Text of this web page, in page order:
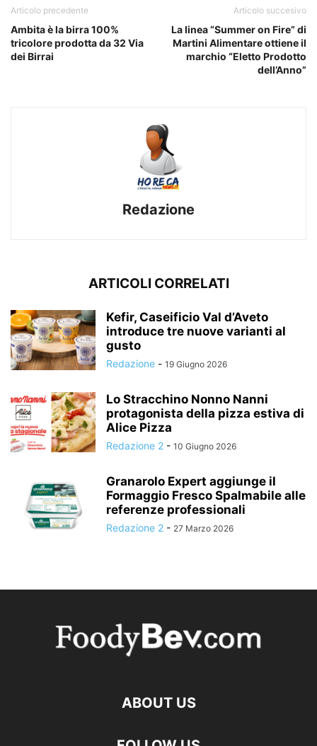
Articolo precedente
Ambita è la birra 100%
tricolore prodotta da 32 Via
dei Birrai
Articolo succesivo
La linea “Summer on Fire” di
Martini Alimentare ottiene il
marchio “Eletto Prodotto
dell’Anno”
Redazione
ARTICOLI CORRELATI
Kefir, Caseificio Val d’Aveto
introduce tre nuove varianti al
gusto
Redazione - 19 Giugno 2026
Lo Stracchino Nonno Nanni
protagonista della pizza estiva di
Alice Pizza
Redazione 2 - 10 Giugno 2026
Granarolo Expert aggiunge il
Formaggio Fresco Spalmabile alle
referenze professionali
Redazione 2 - 27 Marzo 2026
ABOUT US